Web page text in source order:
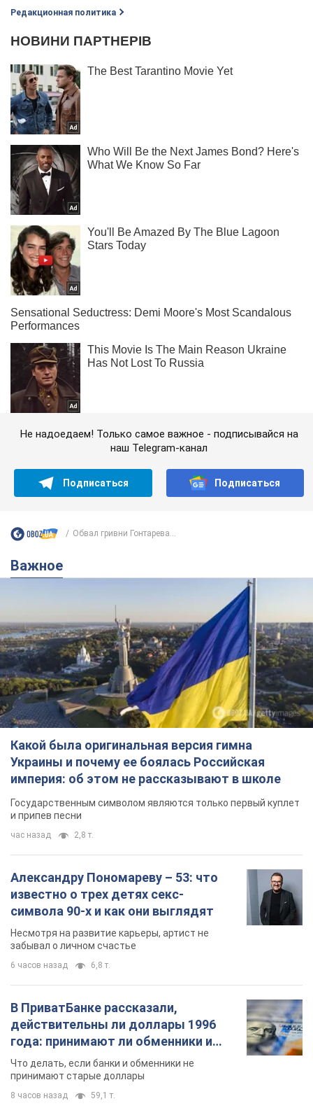
Редакционная политика
Не надоедаем! Только самое важное - подписывайся на
наш Telegram-канал
Подписаться Подписаться
Обвал гривни Гонтарева...
Важное
Какой была оригинальная версия гимна
Украины и почему ее боялась Российская
империя: об этом не рассказывают в школе
Государственным символом являются только первый куплет
и припев песни
час назад 2,8 т.
Александру Пономареву – 53: что
известно о трех детях секс-
символа 90-х и как они выглядят
Несмотря на развитие карьеры, артист не
забывал о личном счастье
6 часов назад 6,8 т.
В ПриватБанке рассказали,
действительны ли доллары 1996
года: принимают ли обменники и
банки такие купюры
Что делать, если банки и обменники не
принимают старые доллары
8 часов назад 59,1 т.